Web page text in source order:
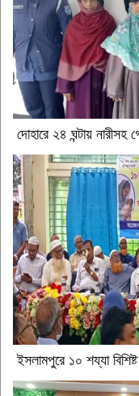
দোহারে ২৪ ঘন্টায়
ইসলামপুরে ১০ শয্যা